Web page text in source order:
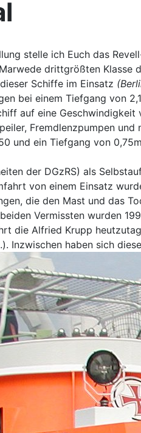
stelle ich Euch das
drittgrößten Klasse
Schiffe im Einsatz
bei einem Tiefgang von
auf eine
Fremdlenzpumpen
und ein Tiefgang von
der DGzRS) als
von einem Einsatz
die den Mast und das
Vermissten wurden
die Alfried Krupp
Inzwischen haben sich